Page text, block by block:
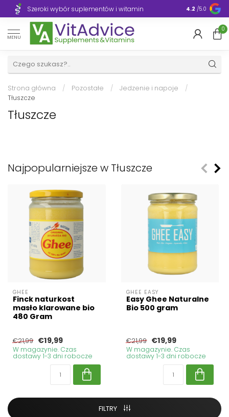
Szeroki wybór suplementów i witamin 4.2 /5.0
MENU
0
Strona główna / Pozostałe / Jedzenie i napoje
/
Tłuszcze
Tłuszcze
Najpopularniejsze w Tłuszcze
GHEE
Finck naturkost
masło klarowane bio
480 Gram
€21,99 €19,99
W magazynie. Czas
dostawy 1-3 dni robocze
GHEE EASY
Easy Ghee Naturalne
Bio 500 gram
€21,99 €19,99
W magazynie. Czas
dostawy 1-3 dni robocze
FILTRY